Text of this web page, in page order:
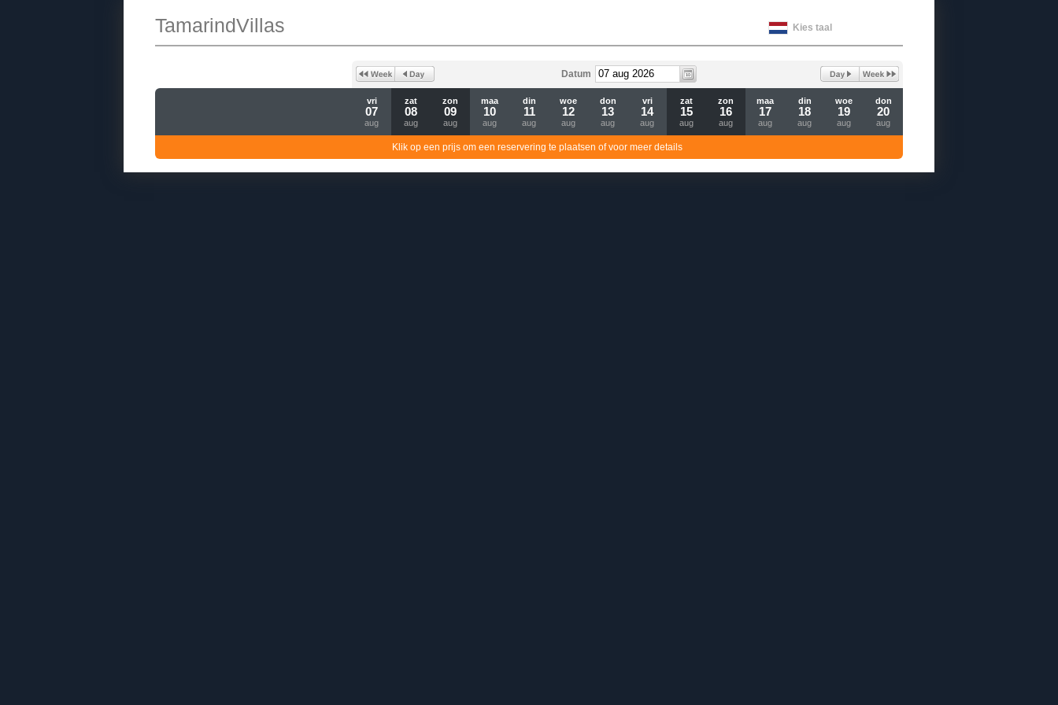
Kies taal
TamarindVillas
Datum
vri
07
aug
zat
08
aug
zon
09
aug
maa
10
aug
din
11
aug
woe
12
aug
don
13
aug
vri
14
aug
zat
15
aug
zon
16
aug
maa
17
aug
din
18
aug
woe
19
aug
don
20
aug
Klik op een prijs om een reservering te plaatsen of voor meer details